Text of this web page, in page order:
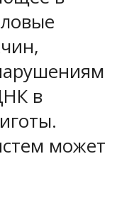
в
может